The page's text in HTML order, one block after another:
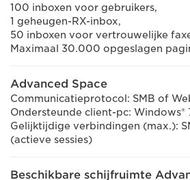
100 inboxen voor gebruikers,
1 geheugen-RX-inbox,
50 inboxen voor vertrouwelijke
Maximaal 30.000 opgeslagen
Advanced Space
Communicatieprotocol: SMB of
Ondersteunde client-pc: Windows®
Gelijktijdige verbindingen (max.):
(actieve sessies)
Beschikbare schijfruimte